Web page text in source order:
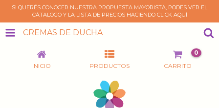
SI QUERÉS CONOCER NUESTRA PROPUESTA MAYORISTA, PODES VER EL
CÁTALOGO Y LA LISTA DE PRECIOS HACIENDO CLICK AQUÍ
CREMAS DE DUCHA
INICIO PRODUCTOS CARRITO
0